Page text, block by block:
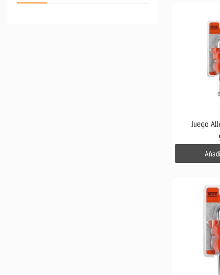

Juego